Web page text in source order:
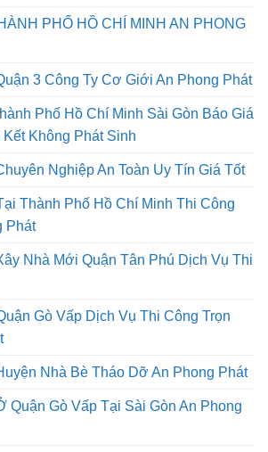
PHỐ HỒ CHÍ MINH AN PHONG
3 Công Ty Cơ Giới An Phong Phát
Phố Hồ Chí Minh Sài Gòn Báo Giá
Không Phát Sinh
Nghiệp An Toàn Uy Tín Giá Tốt
Thành Phố Hồ Chí Minh Thi Công
Phát
Nhà Mới Quận Tân Phú Dịch Vụ Thi
Gò Vấp Dịch Vụ Thi Công Trọn
Nhà Bè Tháo Dỡ An Phong Phát
Quận Gò Vấp Tại Sài Gòn An Phong